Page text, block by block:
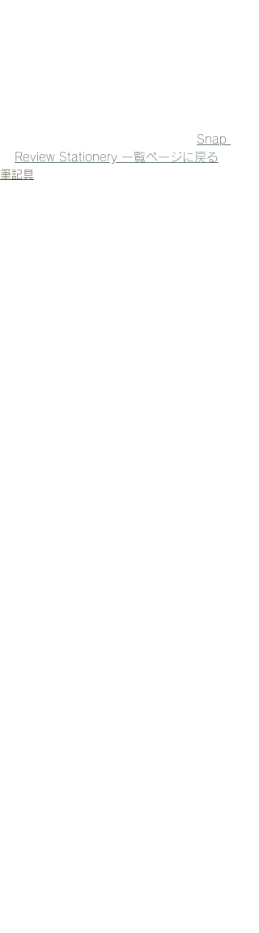
Snap
Review Stationery 一覧ページに戻る
筆記具